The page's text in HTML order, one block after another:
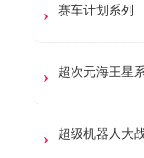
赛车计划系列
超次元海王星
超级机器人大